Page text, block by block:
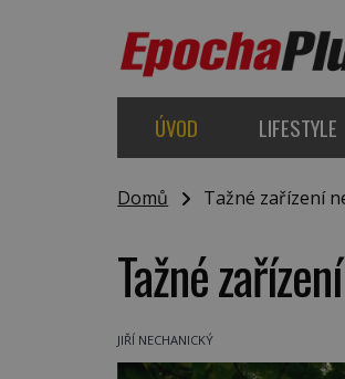
ÚVOD LIFESTYLE
Domů Tažné zařízení
Tažné
JIŘÍ NECHANICKÝ